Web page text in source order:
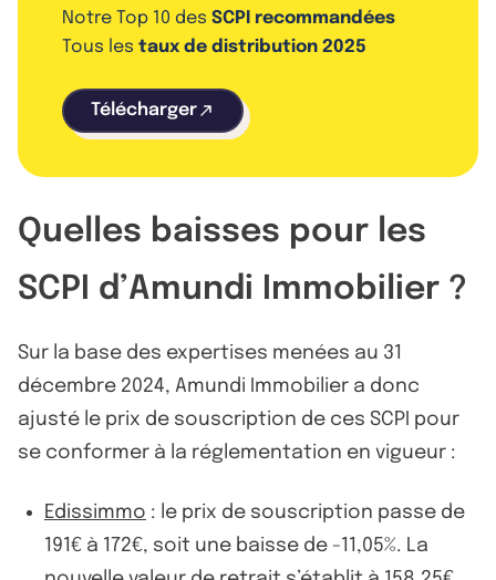
Notre Top 10 des SCPI recommandées
Tous les taux de distribution 2025
Télécharger
Quelles baisses pour les
SCPI d’Amundi Immobilier ?
Sur la base des expertises menées au 31
décembre 2024, Amundi Immobilier a donc
ajusté le prix de souscription de ces SCPI pour
se conformer à la réglementation en vigueur :
Edissimmo : le prix de souscription passe de
191€ à 172€, soit une baisse de -11,05%. La